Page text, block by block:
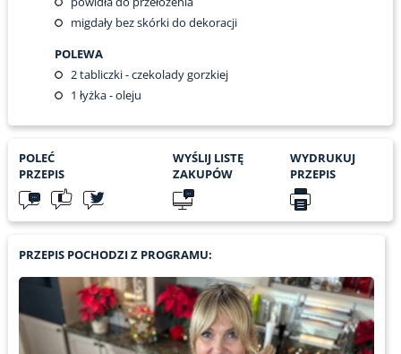
migdały bez skórki do dekoracji
POLEWA
2tabliczki - czekolady gorzkiej
1 łyżka - oleju
POLEĆ
PRZEPIS
WYŚLIJ LISTĘ
ZAKUPÓW
WYDRUKUJ
PRZEPIS
PRZEPIS POCHODZI Z PROGRAMU: